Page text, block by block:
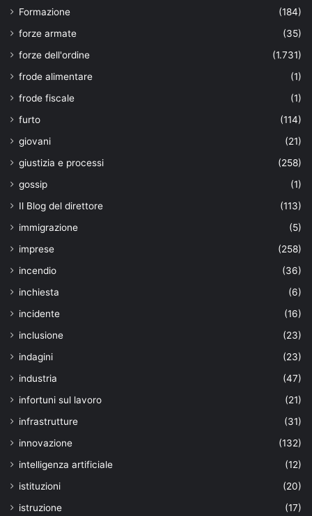
Formazione
(184)
forze armate
(35)
forze dell'ordine
(1.731)
frode alimentare
(1)
frode fiscale
(1)
furto
(114)
giovani
(21)
giustizia e processi
(258)
gossip
(1)
Il Blog del direttore
(113)
immigrazione
(5)
imprese
(258)
incendio
(36)
inchiesta
(6)
incidente
(16)
inclusione
(23)
indagini
(23)
industria
(47)
infortuni sul lavoro
(21)
infrastrutture
(31)
innovazione
(132)
intelligenza artificiale
(12)
istituzioni
(20)
istruzione
(17)